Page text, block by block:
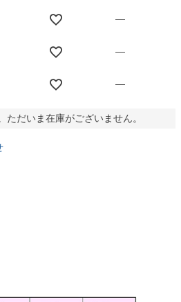
—
—
—
ただいま在庫がございません。